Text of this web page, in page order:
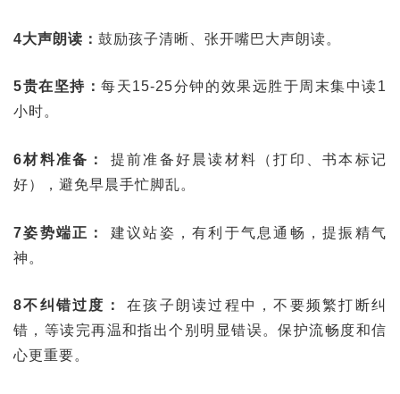
4大声朗读： 鼓励孩子清晰、张开嘴巴大声朗读。
5贵在坚持：每天15-25分钟的效果远胜于周末集中读1
小时。
6材料准备：
提前准备好晨读材料（打印、书本标记
好），避免早晨手忙脚乱。
7姿势端正：
建议站姿，有利于气息通畅，提振精气
神。
8不纠错过度：
在孩子朗读过程中，不要频繁打断纠
错，等读完再温和指出个别明显错误。保护流畅度和信
心更重要。